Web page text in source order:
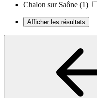
Chalon sur Saône (1)
Afficher les résultats